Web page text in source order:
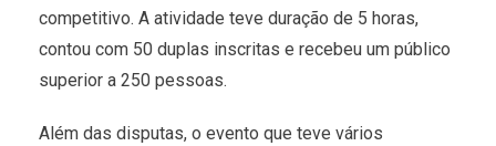
competitivo. A atividade teve duração de 5 horas,
contou com 50 duplas inscritas e recebeu um público
superior a 250 pessoas.
Além das disputas, o evento que teve vários